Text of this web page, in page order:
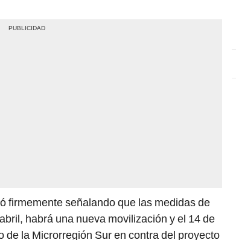
firmemente señalando que las medidas de
habrá una nueva movilización y el 14 de
de la Microrregión Sur en contra del proyecto